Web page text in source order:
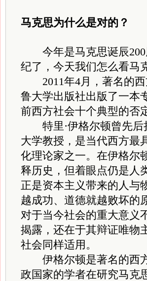
马克思为什么是对的？
今年是马克思诞辰200
纪了，今天我们怎么看马
2011年4月，著名的西
鲁大学出版社出版了一本
前西方社会十个典型的否
特里·伊格尔顿曾先后
大学教授，是当代西方最
化理论家之一。在伊格尔
释历史，但着眼点仍是人
正是资本主义带来的人
越成功、道德就越败坏的
对于当今社会的重大意义
揭露，还在于其辩证唯物
社会同样适用。
伊格尔顿是著名的西方
政国家的学者在研究马克